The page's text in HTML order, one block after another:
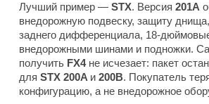
Лучший пример — STX. Версия 201A
внедорожную подвеску, защиту
заднего дифференциала, 18-
внедорожными шинами и подножки.
получить FX4не исчезает: пакет
для STX 200A и 200B. Покупатель
конфигурацию, а не внедорожное